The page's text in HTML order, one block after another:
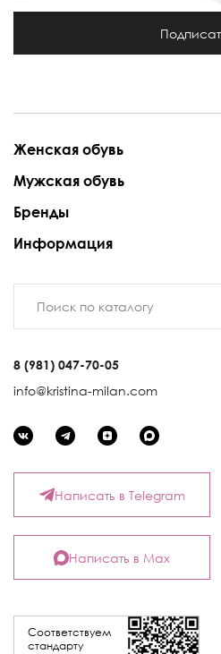
Женская обувь
Мужская обувь
Бренды
Информация
8 (981) 047-70-05
info@kristina-milan.com
Соответствуем
стандарту
Написать в Telegram
Написать в Max